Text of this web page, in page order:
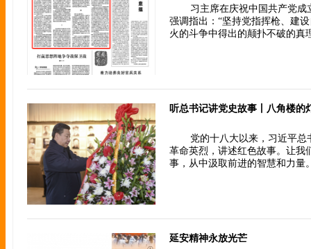
习主席在庆祝中国共产党成
强调指出：“坚持党指挥枪、建
火的斗争中得出的颠扑不破的真
听总书记讲党史故事丨八角楼的
党的十八大以来，习近平
革命英烈，讲述红色故事。让我
事，从中汲取前进的智慧和力量
延安精神永放光芒